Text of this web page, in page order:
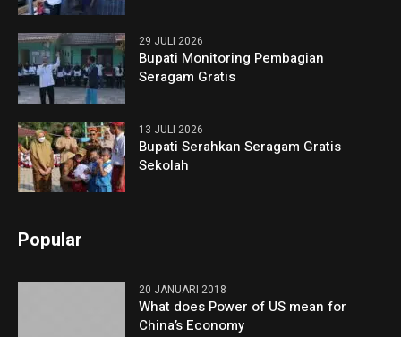
29 JULI 2026
Bupati Monitoring Pembagian
Seragam Gratis
13 JULI 2026
Bupati Serahkan Seragam Gratis
Sekolah
Popular
20 JANUARI 2018
What does Power of US mean for
China’s Economy